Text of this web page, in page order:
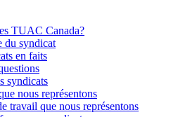
TUAC Canada?
du syndicat
en faits
syndicats
nous représentons
travail que nous représentons